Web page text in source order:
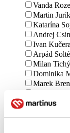
Vanda
Martin
Katarína
Andrej
Ivan
Arpád
Milan
Dominika
Marek
Ďalšie možnosti